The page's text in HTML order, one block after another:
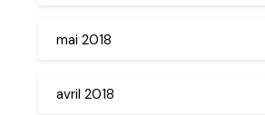
mai 2018
avril 2018